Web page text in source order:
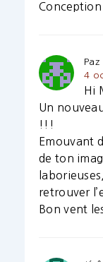
Conception
Paz
4
Hi
Un
!!!
Emouvant
de ton
retrouver
Bon vent